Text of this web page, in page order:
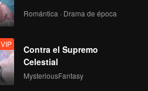
Romántica · Drama de época
VIP
Contra el Supremo
Celestial
MysteriousFantasy